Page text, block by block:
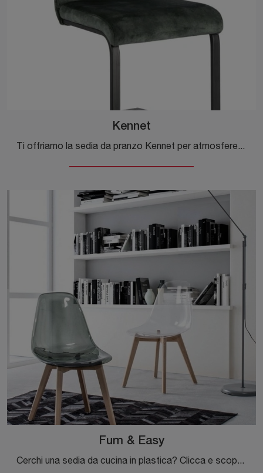
Kennet
Ti offriamo la sedia da pranzo Kennet per atmosfere moderne, tra le più belle Sedie fisse di Bizzotto.
Fum & Easy
Cerchi una sedia da cucina in plastica? Clicca e scopri il modello Fum & Easy di Bizzotto per ultimare i tuoi locali ottimamente.